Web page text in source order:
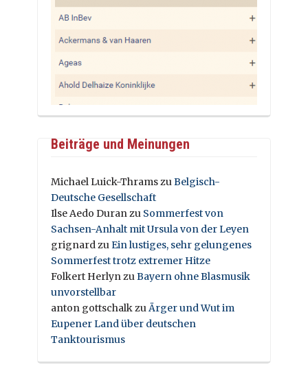
Beiträge und Meinungen
Michael Luick-ThramszuBelgisch-
Deutsche Gesellschaft
Ilse Aedo Duranzu Sommerfest von
Sachsen-Anhalt mit Ursula von der Leyen
grignardzuEin lustiges, sehr gelungenes
Sommerfest trotz extremer Hitze
Folkert HerlynzuBayern ohne Blasmusik
unvorstellbar
anton gottschalkzuÄrger und Wut im
Eupener Land über deutschen
Tanktourismus